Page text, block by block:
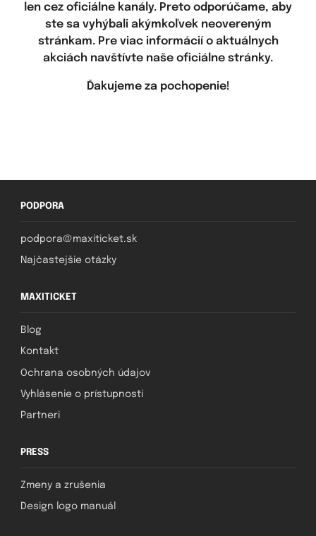
len cez oficiálne kanály. Preto odporúčame, aby
ste sa vyhýbali akýmkoľvek neovereným
stránkam. Pre viac informácií o aktuálnych
akciách navštívte naše oficiálne stránky.
Ďakujeme za pochopenie!
PODPORA
podpora@maxiticket.sk
Najčastejšie otázky
MAXITICKET
Blog
Kontakt
Ochrana osobných údajov
Vyhlásenie o prístupnosti
Partneri
PRESS
Zmeny a zrušenia
Design logo manuál